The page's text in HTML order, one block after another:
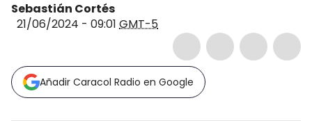
Sebastián Cortés
21/06/2024 - 09:01 GMT-5
Añadir Caracol Radio en Google